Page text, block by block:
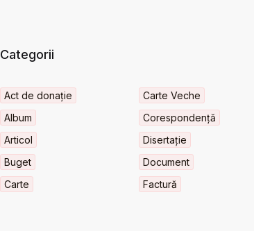
Categorii
Act de donație
Album
Articol
Buget
Carte
Carte Veche
Corespondență
Disertație
Document
Factură